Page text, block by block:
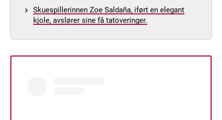
Skuespillerinnen Zoe Saldaña, iført en elegant
kjole, avslører sine få tatoveringer.